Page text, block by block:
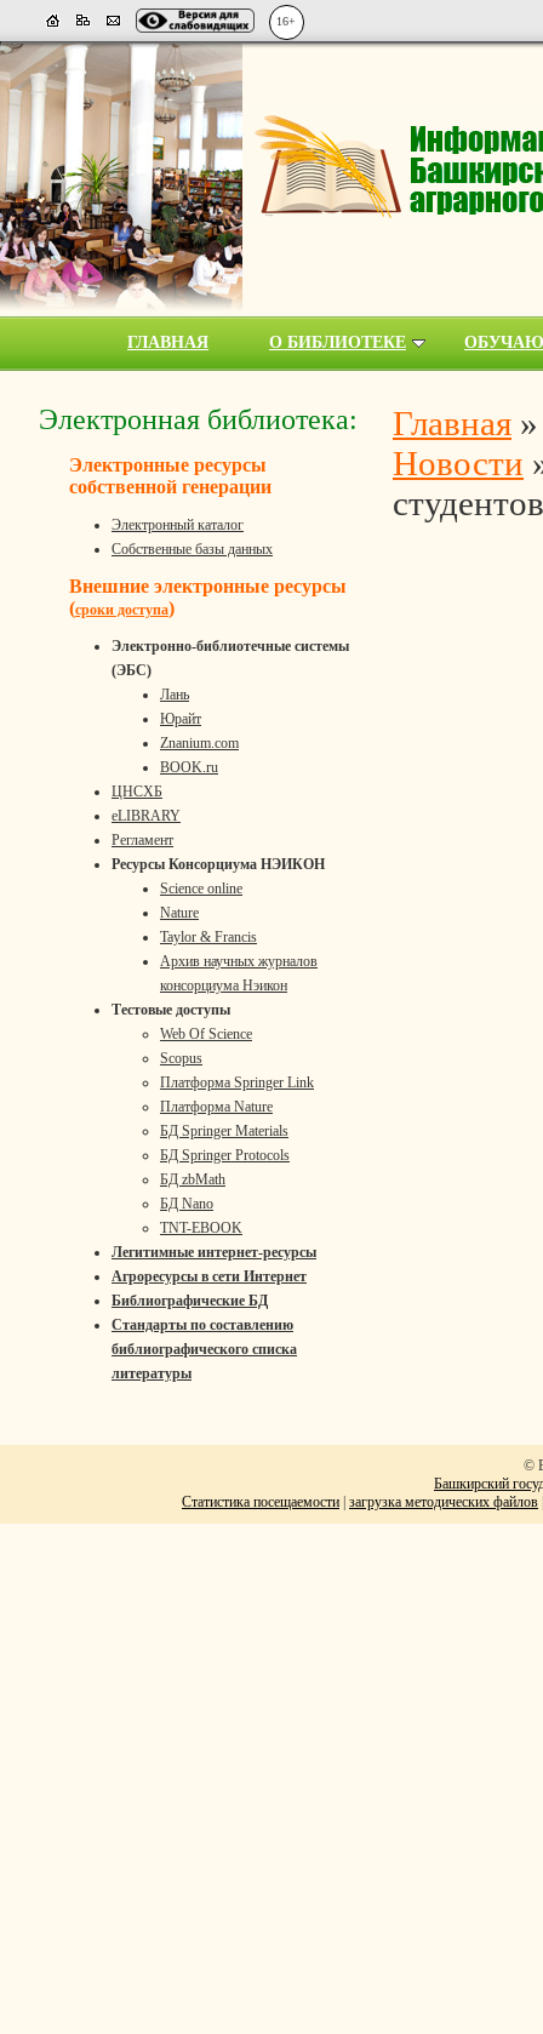
16+
ГЛАВНАЯ О БИБЛИОТЕКЕ
Электронная библиотека:
Электронные ресурсы
собственной генерации
Электронный каталог
Собственные базы данных
Внешние электронные ресурсы
(сроки доступа)
Электронно-библиотечные системы
(ЭБС)
Лань
Юрайт
Znanium.com
BOOK.ru
ЦНСХБ
eLIBRARY
Регламент
Ресурсы Консорциума НЭИКОН
Science online
Nature
Taylor & Francis
Архив научных журналов
консорциума Нэикон
Тестовые доступы
Web Of Science
Scopus
Платформа Springer Link
Платформа Nature
БД Springer Materials
БД Springer Protocols
БД zbMath
БД Nano
TNT-EBOOK
Легитимные интернет-ресурсы
Агроресурсы в сети Интернет
Библиографические БД
Стандарты по составлению
библиографического списка
литературы
Главная
Новости
©
Башкирский
Статистика посещаемости загрузка методических файлов